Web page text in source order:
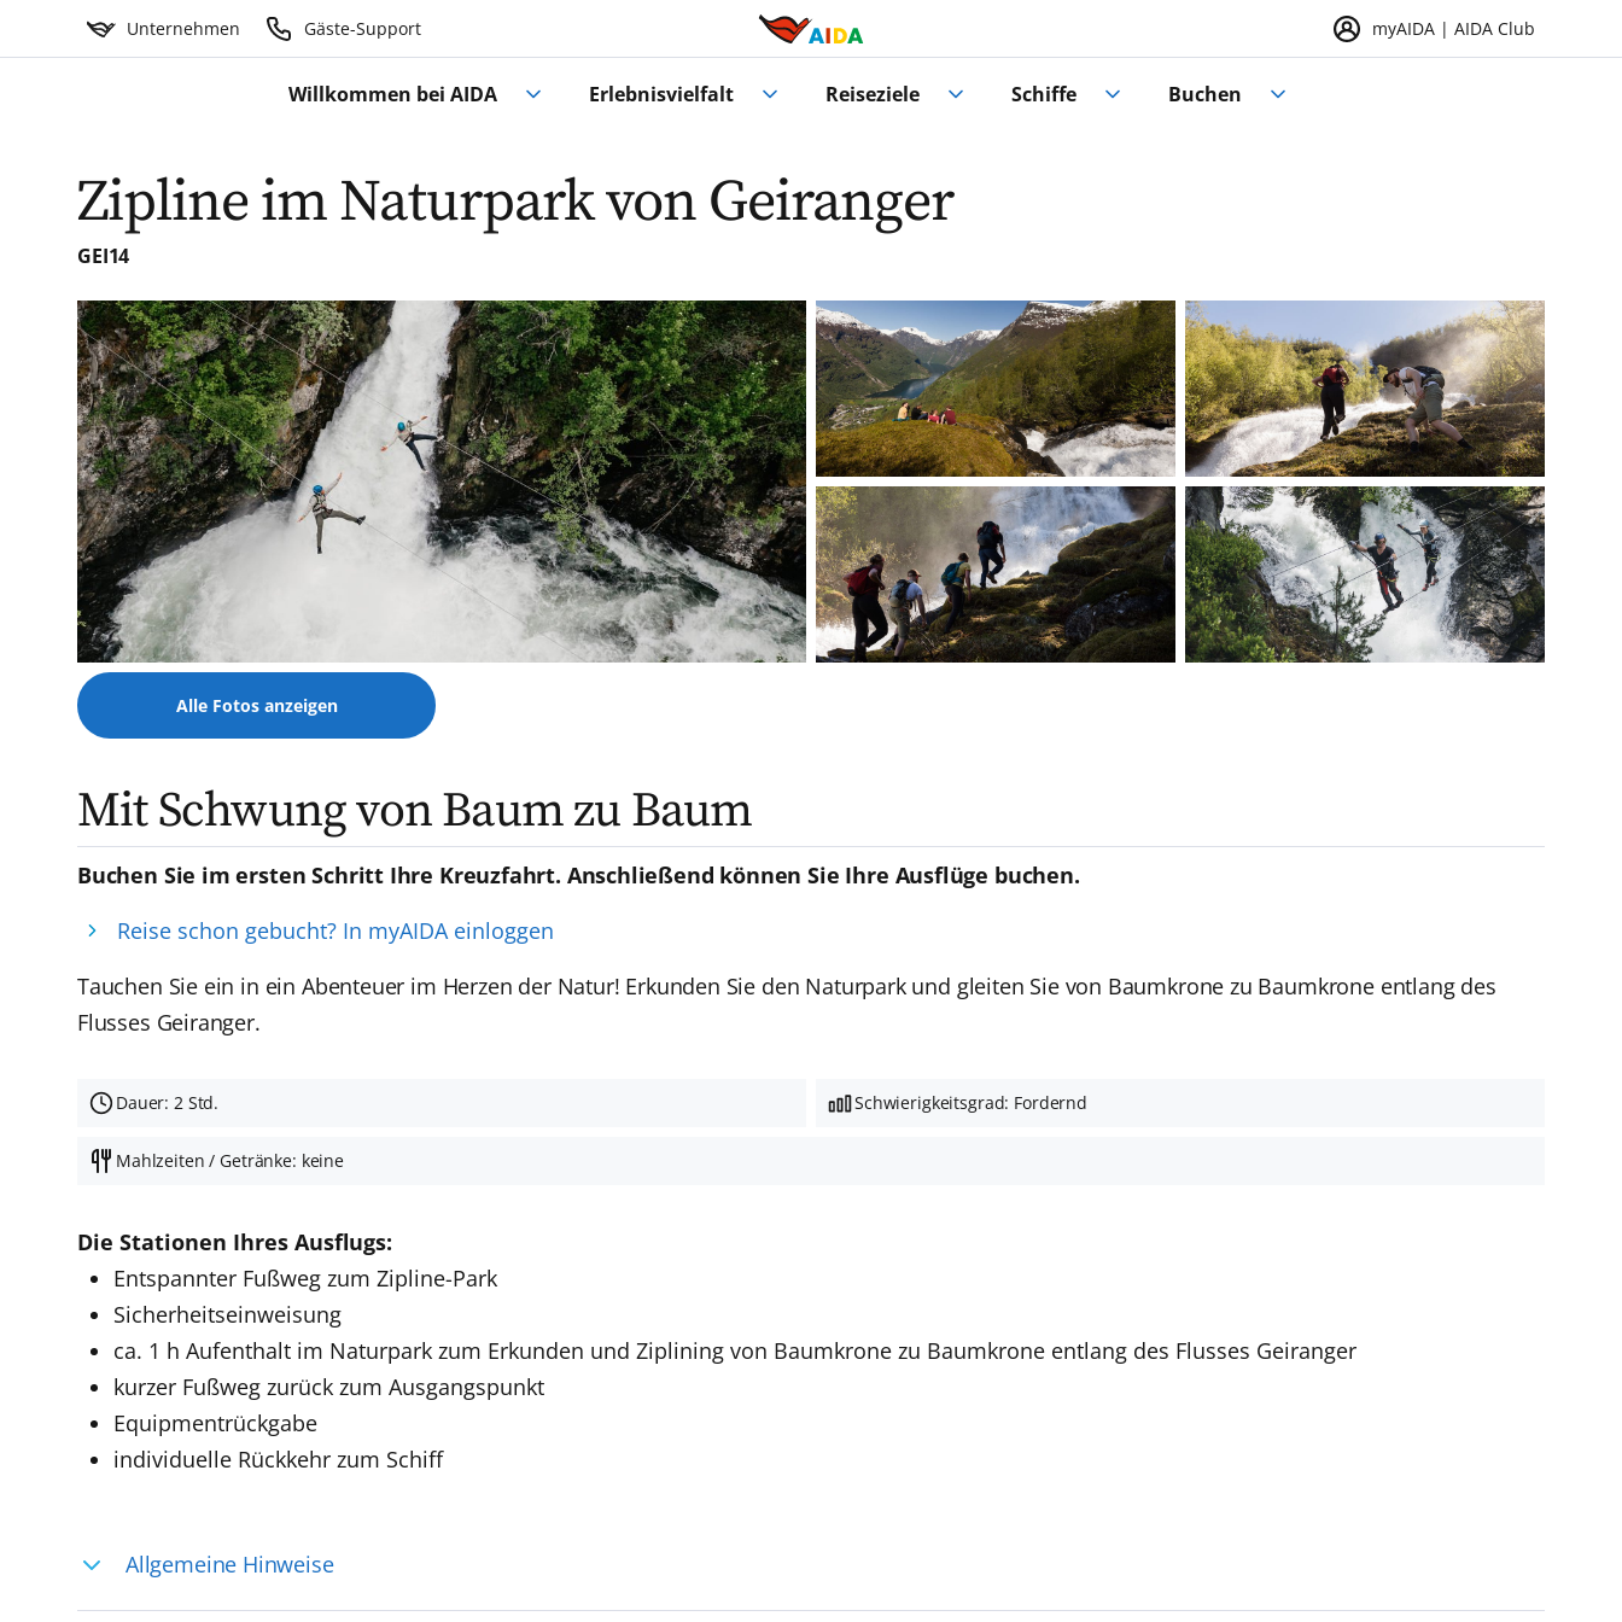
Unternehmen Gäste-Support myAIDA | AIDA Club
Willkommen bei AIDA Erlebnisvielfalt Reiseziele Schiffe Buchen
Zipline im Naturpark von Geiranger
GEI14
Alle Fotos anzeigen
Mit Schwung von Baum zu Baum
Buchen Sie im ersten Schritt Ihre Kreuzfahrt. Anschließend können Sie Ihre Ausflüge buchen.
Reise schon gebucht? In myAIDA einloggen
Tauchen Sie ein in ein Abenteuer im Herzen der Natur! Erkunden Sie den Naturpark und gleiten Sie von Baumkrone zu Baumkrone entlang des
Flusses Geiranger.
Dauer: 2 Std. Schwierigkeitsgrad: Fordernd
Mahlzeiten / Getränke: keine
Die Stationen Ihres Ausflugs:
Entspannter Fußweg zum Zipline-Park
Sicherheitseinweisung
ca. 1 h Aufenthalt im Naturpark zum Erkunden und Ziplining von Baumkrone zu Baumkrone entlang des Flusses Geiranger
kurzer Fußweg zurück zum Ausgangspunkt
Equipmentrückgabe
individuelle Rückkehr zum Schiff
Allgemeine Hinweise